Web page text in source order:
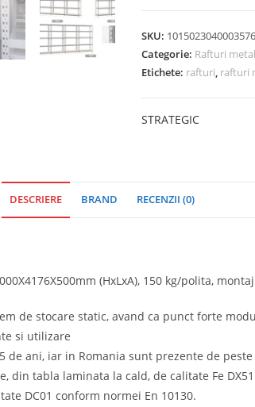
SKU: 1015023040003576
Categorie: Rafturi
Etichete: rafturi, rafturi
STRATEGIC
DESCRIERE BRAND RECENZII (0)
(HxLxA), 150 kg/polita,
de stocare static, avand ca punct forte
si utilizare
de ani, iar in Romania sunt prezente de
tabla laminata la cald, de calitate Fe
DC01 conform normei En 10130.